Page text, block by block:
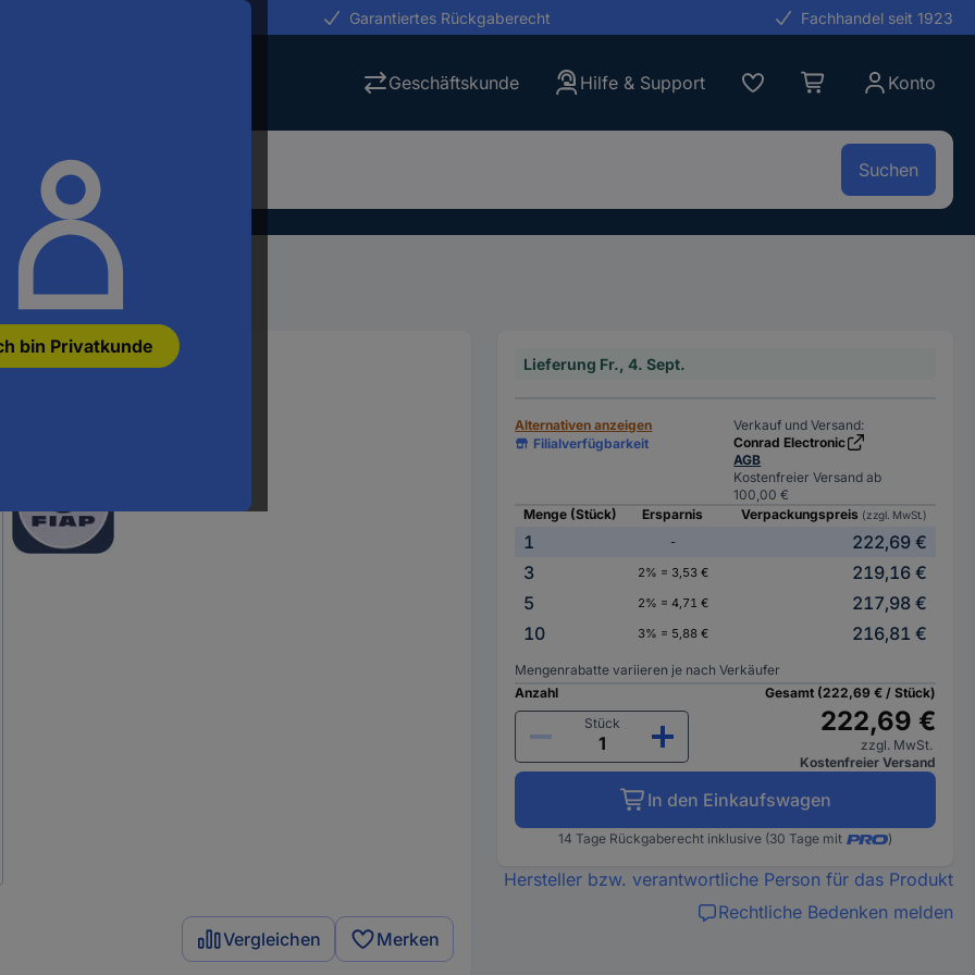
bin Privatkunde
Garantiertes Rückgaberecht Fachhandel seit 1923
Geschäftskunde Hilfe & Support Konto
Suchen
& Aquaristik
Vergleichen Merken
Lieferung Fr., 4. Sept.
Alternativen anzeigen
Filialverfügbarkeit
Verkauf und Versand:
Conrad Electronic
AGB
Kostenfreier Versand ab
100,00 €
Menge (Stück)
Ersparnis Verpackungspreis (zzgl. MwSt.)
1 -
222,69 €
3
2% = 3,53 €
219,16 €
5
2% = 4,71 €
217,98 €
10
3% = 5,88 € 216,81 €
Mengenrabatte variieren je nach Verkäufer
Anzahl
Stück
Gesamt (222,69 € / Stück)
222,69 €
zzgl. MwSt.
Kostenfreier Versand
In den Einkaufswagen
14 Tage Rückgaberecht inklusive (30 Tage mit )
Hersteller bzw. verantwortliche Person für das Produkt
Rechtliche Bedenken melden